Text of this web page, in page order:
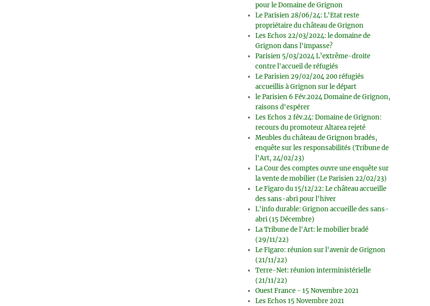
pour le Domaine de Grignon
Le Parisien 28/06/24: L'Etat reste
propriétaire du château de Grignon
Les Echos 22/03/2024: le domaine de
Grignon dans l'impasse?
Parisien 5/03/2024 L’extrême-droite
contre l'accueil de réfugiés
Le Parisien 29/02/204 200 réfugiés
accueillis à Grignon sur le départ
le Parisien 6 Fév.2024 Domaine de Grignon,
raisons d'espérer
Les Echos 2 fév.24: Domaine de Grignon:
recours du promoteur Altarea rejeté
Meubles du château de Grignon bradés,
enquête sur les responsabilités (Tribune de
l'Art, 24/02/23)
La Cour des comptes ouvre une enquête sur
la vente de mobilier (Le Parisien 22/02/23)
Le Figaro du 15/12/22: Le château accueille
des sans-abri pour l'hiver
L'info durable: Grignon accueille des sans-
abri (15 Décembre)
La Tribune de l'Art: le mobilier bradé
(29/11/22)
Le Figaro: réunion sur l'avenir de Grignon
(21/11/22)
Terre-Net: réunion interministérielle
(21/11/22)
Ouest France - 15 Novembre 2021
Les Echos 15 Novembre 2021